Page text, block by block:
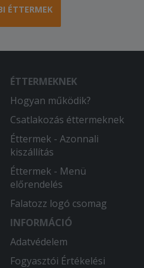
ÉTTERMEK
ÉTTERMEKNEK
Hogyan működik?
Csatlakozás éttermeknek
Éttermek - Azonnali
kiszállítás
Éttermek - Menü
előrendelés
Falatozz logó csomag
INFORMÁCIÓ
Adatvédelem
Fogyasztói Értékelési